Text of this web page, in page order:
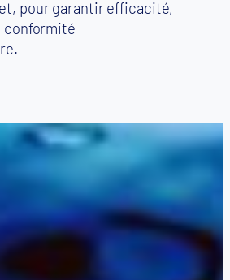
pour garantir efficacité,